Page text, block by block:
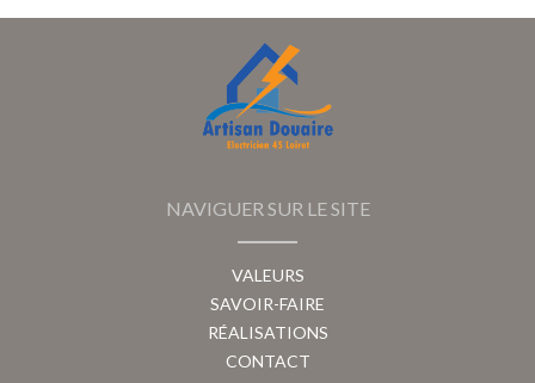
NAVIGUER SUR LE SITE
VALEURS
SAVOIR-FAIRE
RÉALISATIONS
CONTACT